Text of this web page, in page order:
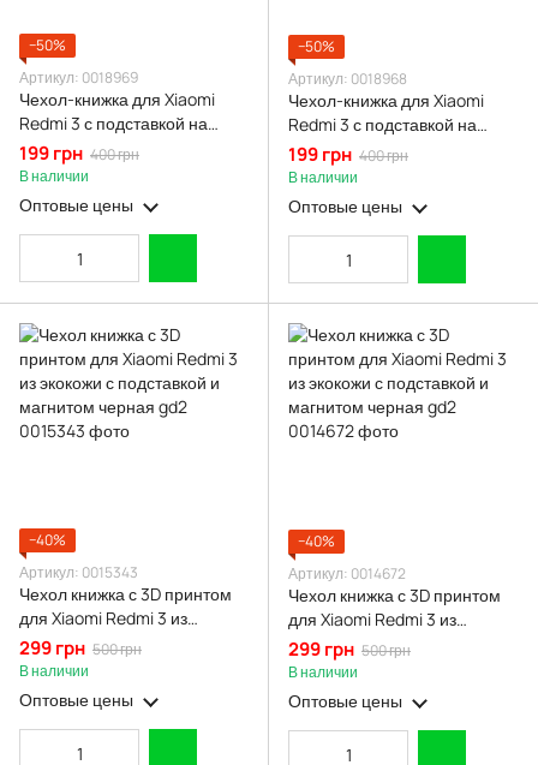
−50%
Артикул: 0018969
Чехол-книжка для Xiaomi
Redmi 3 с подставкой на
сяоми редми 3 черная gd1
199 грн 400 грн
В наличии
Оптовые цены
−50%
Артикул: 0018968
Чехол-книжка для Xiaomi
Redmi 3 с подставкой на
сяоми редми 3 бордовая gd1
199 грн 400 грн
В наличии
Оптовые цены
−40%
Артикул: 0015343
Чехол книжка с 3D принтом
для Xiaomi Redmi 3 из
экокожи с подставкой и
магнитом черная gd2
299 грн 500 грн
В наличии
Оптовые цены
−40%
Артикул: 0014672
Чехол книжка с 3D принтом
для Xiaomi Redmi 3 из
экокожи с подставкой и
магнитом черная gd2
299 грн 500 грн
В наличии
Оптовые цены